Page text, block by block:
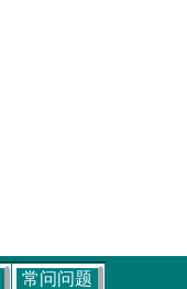
常问问题